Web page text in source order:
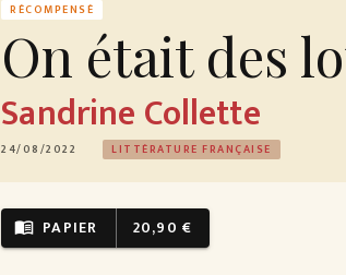
RÉCOMPENSÉ
On était des
Sandrine Collette
24/08/2022 LITTÉRATURE FRANÇAISE
menu_book PAPIER 20,90 €